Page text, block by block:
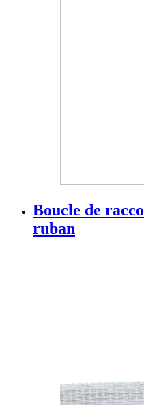
Boucle de
ruban